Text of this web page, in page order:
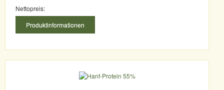
Nettopreis:
Produktinformationen